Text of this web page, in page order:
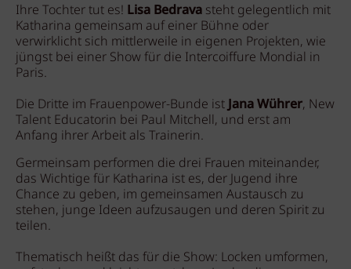
Ihre Tochter tut es! Lisa Bedrava steht gelegentlich mit
Katharina gemeinsam auf einer Bühne oder
verwirklicht sich mittlerweile in eigenen Projekten, wie
jüngst bei einer Show für die Intercoiffure Mondial in
Paris.
Die Dritte im Frauenpower-Bunde istJana Wührer, New
Talent Educatorin bei Paul Mitchell, und erst am
Anfang ihrer Arbeit als Trainerin.
Germeinsam performen die drei Frauen miteinander,
das Wichtige für Katharina ist es, der Jugend ihre
Chance zu geben, im gemeinsamen Austausch zu
stehen, junge Ideen aufzusaugen und deren Spirit zu
teilen.
Thematisch heißt das für die Show: Locken umformen,